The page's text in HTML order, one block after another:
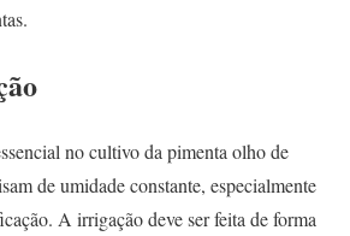
no cultivo da pimenta olho de
de umidade constante, especialmente
A irrigação deve ser feita de forma